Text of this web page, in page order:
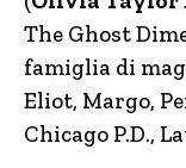
The Ghost
famiglia di
Eliot, Margo,
Chicago P.D.,